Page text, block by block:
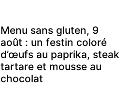
Menu sans gluten, 9
août : un festin coloré
d’œufs au paprika, steak
tartare et mousse au
chocolat